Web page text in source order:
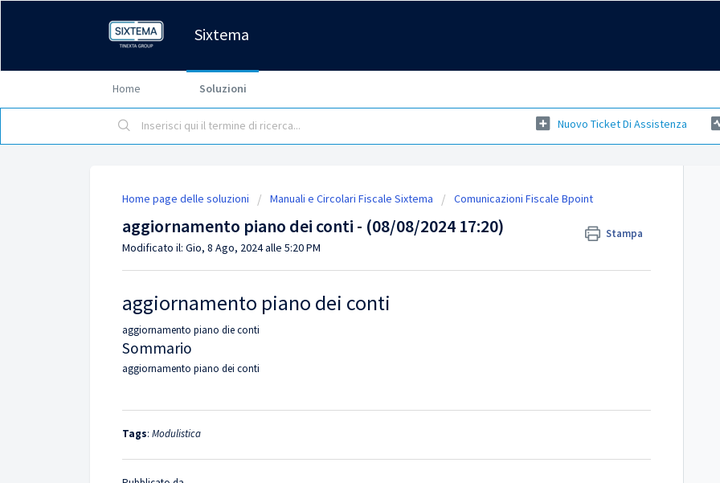
Sixtema
Home Soluzioni
Nuovo Ticket Di Assistenza
Home page delle soluzioni Manuali e Circolari Fiscale Sixtema Comunicazioni Fiscale Bpoint
aggiornamento piano dei conti - (08/08/2024 17:20) Stampa
Modificato il: Gio, 8 Ago, 2024 alle 5:20 PM
aggiornamento piano dei conti
aggiornamento piano die conti
Sommario
aggiornamento piano dei conti
Tags: Modulistica